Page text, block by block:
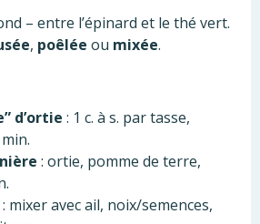
– entre l’épinard et le thé vert.
, poêlée ou mixée.
d’ortie : 1 c. à s. par tasse,
: ortie, pomme de terre,
: mixer avec ail, noix/semences,